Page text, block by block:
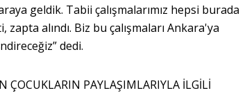
geldik. Tabii çalışmalarımız hepsi burada
alındı. Biz bu çalışmaları Ankara'ya
dedi.
ÇOCUKLARIN PAYLAŞIMLARIYLA İLGİLİ